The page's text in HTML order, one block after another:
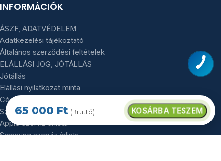
65 000 Ft (Bruttó) KOSÁRBA TESZEM
INFORMÁCIÓK
ÁSZF, ADATVÉDELEM
Adatkezelési tájékoztató
Általános szerződési feltételek
ELÁLLÁSI JOG, JÓTÁLLÁS
Jótállás
Elállási nyilatkozat minta
Céges mobilflotta felvásárlás
Szerviz árlista
Apple szerviz árlista
Samsung szerviz árlista